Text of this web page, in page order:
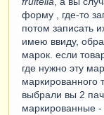
форму , где-то
потом записать
имею ввиду,
марок. если
где нужно эту
маркированного
выбрали вы 2
маркированные -